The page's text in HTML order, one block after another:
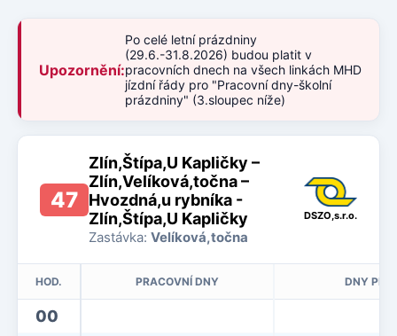
Upozornění:
Po celé letní prázdniny
(29.6.-31.8.2026) budou platit v
pracovních dnech na všech linkách MHD
jízdní řády pro "Pracovní dny-školní
prázdniny" (3.sloupec níže)
47
Zlín,Štípa,U Kapličky –
Zlín,Velíková,točna –
Hvozdná,u rybníka -
Zlín,Štípa,U Kapličky
Zastávka: Velíková,točna
DSZO,s.r.o.
HOD. PRACOVNÍ DNY DNY
00